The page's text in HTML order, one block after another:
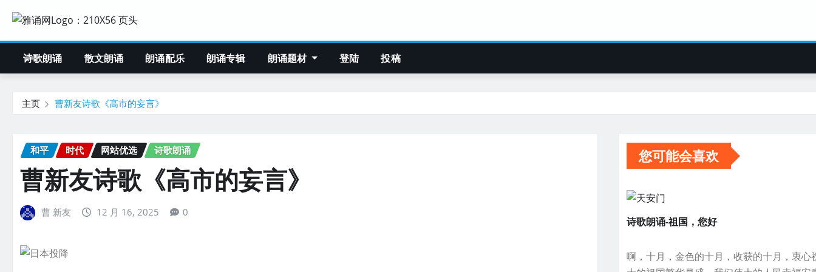
诗歌朗诵 散文朗诵 朗诵配乐 朗诵专辑 朗诵题材 登陆 投稿
主页 曹新友诗歌《高市的妄言》
和平 时代 网站优选 诗歌朗诵
曹新友诗歌《高市的妄言》
曹 新友 12 月 16, 2025 0
您可能会喜欢
诗歌朗诵-祖国，您好
啊，十月，金色的十月，收获的十月，衷